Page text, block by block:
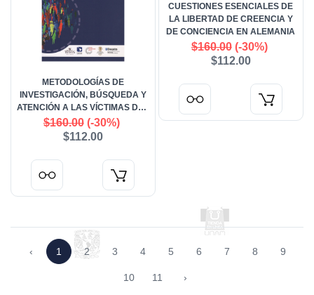
CUESTIONES ESENCIALES DE
LA LIBERTAD DE CREENCIA Y
DE CONCIENCIA EN ALEMANIA
$160.00(-30%)
$112.00
METODOLOGÍAS DE
INVESTIGACIÓN, BÚSQUEDA Y
ATENCIÓN A LAS VÍCTIMAS DEL
CASO AYOTZINAPA A NUEVOS
MECANISMOS EN LA LUCHA
CONTRA LA IMPUNIDAD.
$160.00(-30%)
$112.00
‹ 1 2 3 4 5 6 7 8 9
10 11 ›